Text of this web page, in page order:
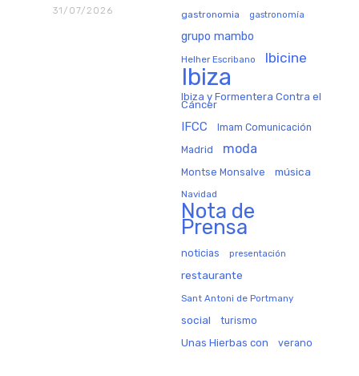
31/07/2026 gastronomia gastronomía
grupo mambo
Helher Escribano Ibicine
Ibiza
Ibiza y Formentera Contra el
Cáncer
IFCC Imam Comunicación
Madrid moda
Montse Monsalve música
Navidad
Nota de
Prensa
noticias presentación
restaurante
Sant Antoni de Portmany
social turismo
Unas Hierbas con verano